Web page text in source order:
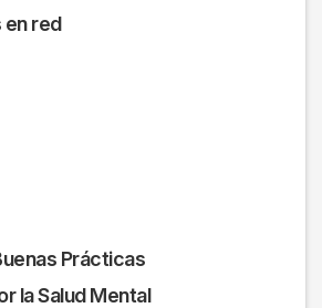
en red
Prácticas
la Salud Mental